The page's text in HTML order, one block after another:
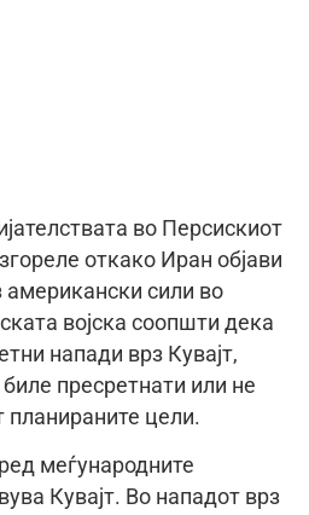
во Персискиот
откако Иран објави
сили во
војска соопшти дека
напади врз Кувајт,
пресретнати или не
планираните цели.
меѓународните
Кувајт. Во нападот врз